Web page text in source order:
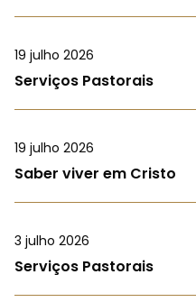
19 julho 2026
Serviços Pastorais
19 julho 2026
Saber viver em Cristo
3 julho 2026
Serviços Pastorais